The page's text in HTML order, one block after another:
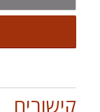
קישורים